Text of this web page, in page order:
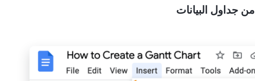
من جداول البيانات